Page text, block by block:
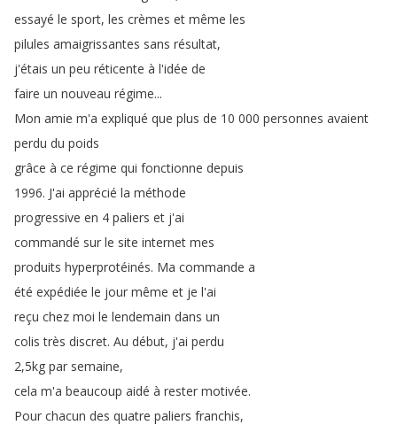
essayé le sport, les crèmes et même les
pilules amaigrissantes sans résultat,
j'étais un peu réticente à l'idée de
faire un nouveau régime...
Mon amie m'a expliqué que plus de 10 000 personnes avaient
perdu du poids
grâce à ce régime qui fonctionne depuis
1996. J'ai apprécié la méthode
progressive en 4 paliers et j'ai
commandé sur le site internet mes
produits hyperprotéinés. Ma commande a
été expédiée le jour même et je l'ai
reçu chez moi le lendemain dans un
colis très discret. Au début, j'ai perdu
2,5kg par semaine,
cela m'a beaucoup aidé à rester motivée.
Pour chacun des quatre paliers franchis,